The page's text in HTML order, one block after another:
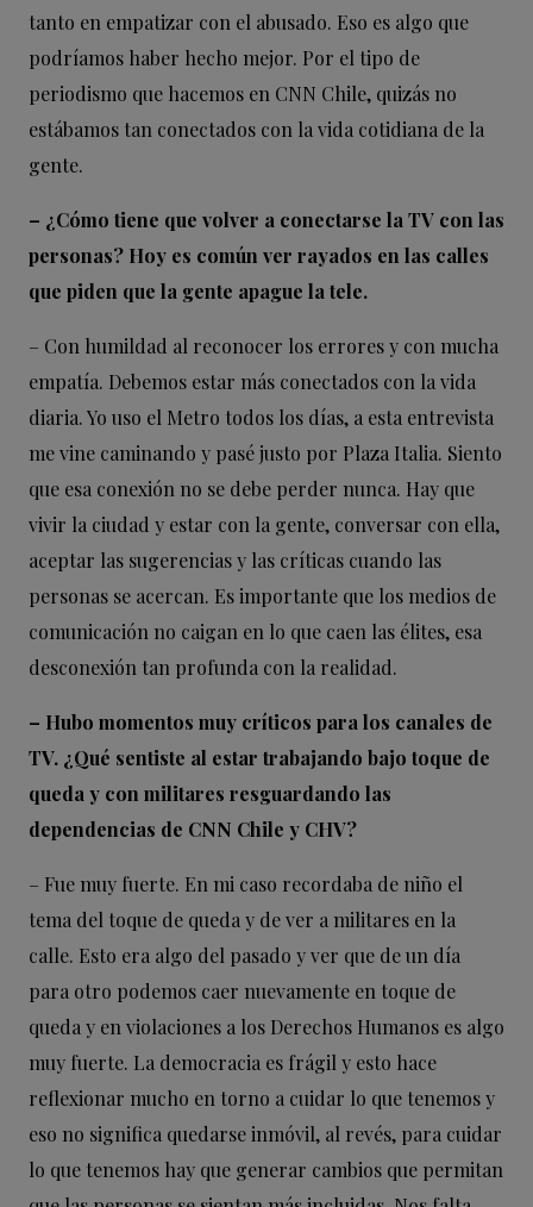
tanto en empatizar con el abusado. Eso es algo que
podríamos haber hecho mejor. Por el tipo de
periodismo que hacemos en CNN Chile, quizás no
estábamos tan conectados con la vida cotidiana de la
gente.
– ¿Cómo tiene que volver a conectarse la TV con las
personas? Hoy es común ver rayados en las calles
que piden que la gente apague la tele.
– Con humildad al reconocer los errores y con mucha
empatía. Debemos estar más conectados con la vida
diaria. Yo uso el Metro todos los días, a esta entrevista
me vine caminando y pasé justo por Plaza Italia. Siento
que esa conexión no se debe perder nunca. Hay que
vivir la ciudad y estar con la gente, conversar con ella,
aceptar las sugerencias y las críticas cuando las
personas se acercan. Es importante que los medios de
comunicación no caigan en lo que caen las élites, esa
desconexión tan profunda con la realidad.
– Hubo momentos muy críticos para los canales de
TV. ¿Qué sentiste al estar trabajando bajo toque de
queda y con militares resguardando las
dependencias de CNN Chile y CHV?
– Fue muy fuerte. En mi caso recordaba de niño el
tema del toque de queda y de ver a militares en la
calle. Esto era algo del pasado y ver que de un día
para otro podemos caer nuevamente en toque de
queda y en violaciones a los Derechos Humanos es algo
muy fuerte. La democracia es frágil y esto hace
reflexionar mucho en torno a cuidar lo que tenemos y
eso no significa quedarse inmóvil, al revés, para cuidar
lo que tenemos hay que generar cambios que permitan